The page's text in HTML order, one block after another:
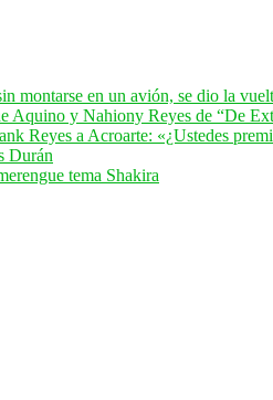
montarse en un avión, se dio la
Aquino y Nahiony Reyes de “De
Reyes a Acroarte: «¿Ustedes
Durán
tema Shakira